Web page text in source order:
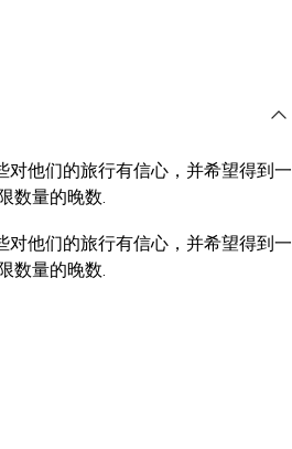
对他们的旅行有信心，并希望得到一
数量的晚数.
对他们的旅行有信心，并希望得到一
数量的晚数.